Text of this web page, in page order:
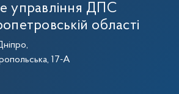
управління ДПС
області
17-А